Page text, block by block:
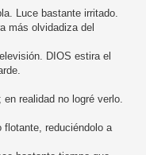
Luce bastante irritado.
más olvidadiza del
DIOS estira el
realidad no logré verlo.
reduciéndolo a